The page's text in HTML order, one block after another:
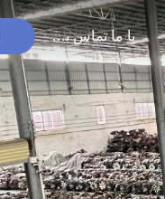
با ما تماس بگیرید